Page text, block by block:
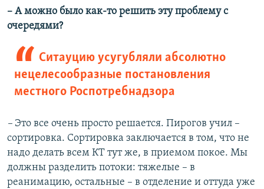
– А можно было как-то решить эту проблему с
очередями?
Ситауцию усугубляли абсолютно
нецелесообразные постановления
местного Роспотребнадзора
– Это все очень просто решается. Пирогов учил –
сортировка. Сортировка заключается в том, что не
надо делать всем КТ тут же, в приемом покое. Мы
должны разделить потоки: тяжелые – в
реанимацию, остальные – в отделение и оттуда уже